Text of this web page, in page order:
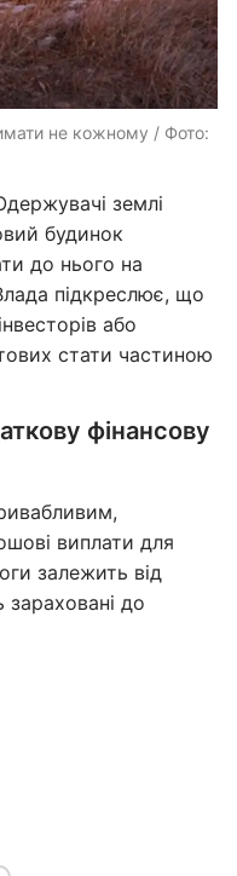
не кожному / Фото:
землі
будинок
до нього на
підкреслює, що
або
стати частиною
фінансову
виплати для
залежить від
зараховані до